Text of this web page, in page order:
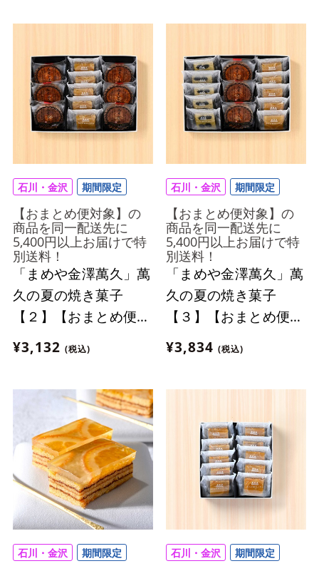
石川・金沢 期間限定
【おまとめ便対象】の
商品を同一配送先に
5,400円以上お届けで特
別送料！
「まめや金澤萬久」萬
久の夏の焼き菓子
【２】【おまとめ便対
象】
¥3,132 (税込)
石川・金沢 期間限定
【おまとめ便対象】の
商品を同一配送先に
5,400円以上お届けで特
別送料！
「まめや金澤萬久」萬
久の夏の焼き菓子
【３】【おまとめ便対
象】
¥3,834 (税込)
石川・金沢 期間限定 石川・金沢 期間限定